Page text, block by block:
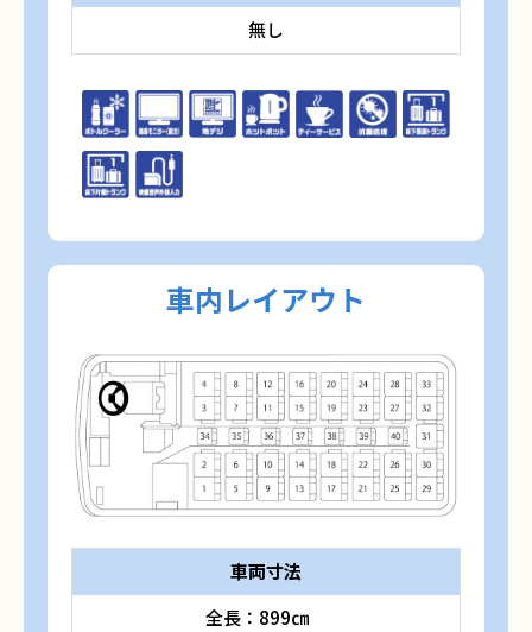
無し
車内レイアウト
車両寸法
全長：899㎝